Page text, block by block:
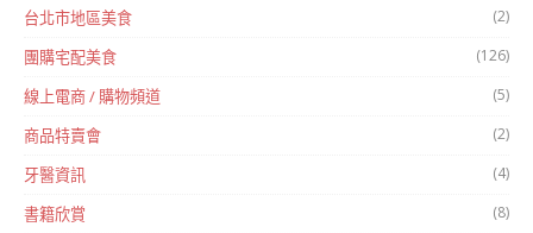
台北市地區美食 (2)
團購宅配美食 (126)
線上電商 / 購物頻道 (5)
商品特賣會 (2)
牙醫資訊 (4)
書籍欣賞 (8)